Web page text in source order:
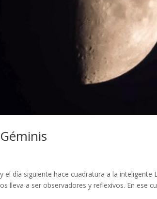
el día siguiente hace cuadratura a la inteligente
lleva a ser observadores y reflexivos. En ese